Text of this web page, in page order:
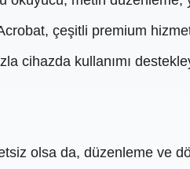
çeşitli premium
cihazda kullanımı
olsa da, düzenleme ve